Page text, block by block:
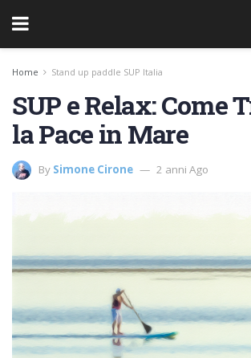
Home Stand up paddle SUP Italia
SUP e Relax: Come
la Pace in Mare
By Simone Cirone 2 anni Ago